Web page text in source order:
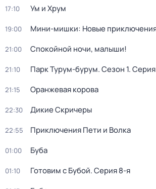
17:10 Ум и Хрум
19:00 Мини-мишки: Новые
21:00 Спокойной ночи, малыши!
21:10 Парк Турум-бурум. Сезон 1.
21:15 Оранжевая корова
22:30 Дикие Скричеры
22:55 Приключения Пети и Волка
01:00 Буба
01:10 Готовим с Бубой. Серия 8-я